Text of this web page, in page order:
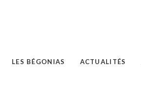
LES BÉGONIAS ACTUALITÉS